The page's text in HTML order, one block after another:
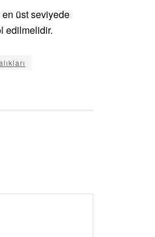
en üst seviyede
edilmelidir.